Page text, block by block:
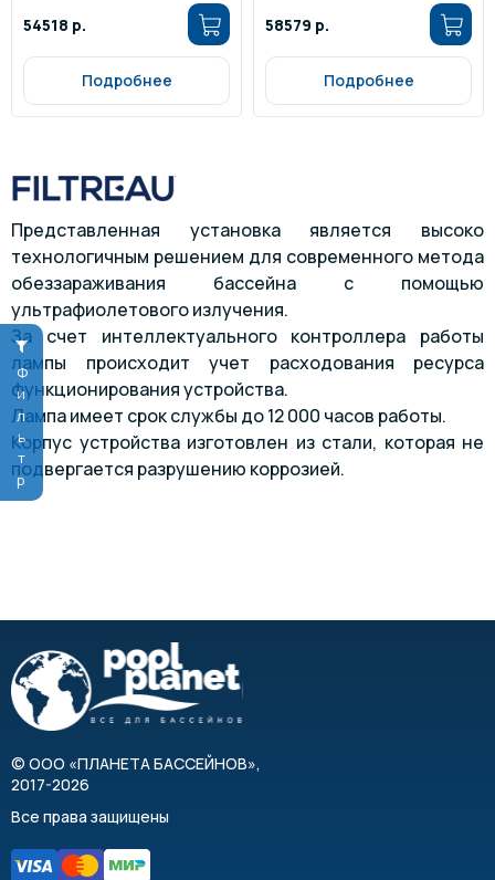
Фильтр
54518 р.
Подробнее
58579 р.
Подробнее
Представленная установка является высоко
технологичным решением для современного метода
обеззараживания бассейна с помощью
ультрафиолетового излучения.
За счет интеллектуального контроллера работы
лампы происходит учет расходования ресурса
функционирования устройства.
Лампа имеет срок службы до 12 000 часов работы.
Корпус устройства изготовлен из стали, которая не
подвергается разрушению коррозией.
© ООО «ПЛАНЕТА БАССЕЙНОВ»,
2017-2026
Все права защищены